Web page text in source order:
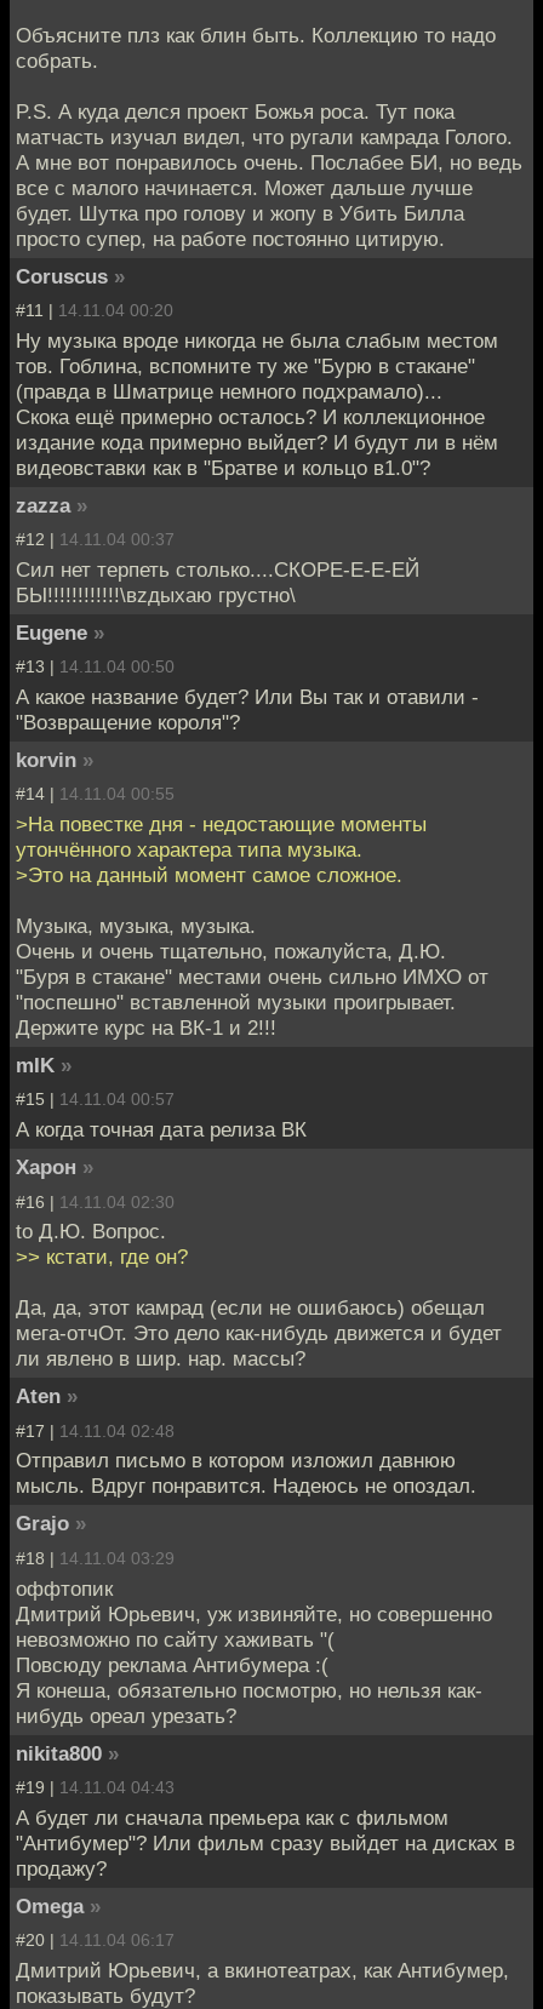
Объясните плз как блин быть. Коллекцию то надо
собрать.
P.S. А куда делся проект Божья роса. Тут пока
матчасть изучал видел, что ругали камрада Голого.
А мне вот понравилось очень. Послабее БИ, но ведь
все с малого начинается. Может дальше лучше
будет. Шутка про голову и жопу в Убить Билла
просто супер, на работе постоянно цитирую.
Coruscus »
#11 | 14.11.04 00:20
Ну музыка вроде никогда не была слабым местом
тов. Гоблина, вспомните ту же "Бурю в стакане"
(правда в Шматрице немного подхрамало)...
Скока ещё примерно осталось? И коллекционное
издание кода примерно выйдет? И будут ли в нём
видеовставки как в "Братве и кольцо в1.0"?
zazza »
#12 | 14.11.04 00:37
Сил нет терпеть столько....СКОРЕ-Е-Е-ЕЙ
БЫ!!!!!!!!!!!!\вzдыхаю грустно\
Eugene »
#13 | 14.11.04 00:50
А какое название будет? Или Вы так и отавили -
"Возвращение короля"?
korvin »
#14 | 14.11.04 00:55
>На повестке дня - недостающие моменты
утончённого характера типа музыка.
>Это на данный момент самое сложное.
Музыка, музыка, музыка.
Очень и очень тщательно, пожалуйста, Д.Ю.
"Буря в стакане" местами очень сильно ИМХО от
"поспешно" вставленной музыки проигрывает.
Держите курс на ВК-1 и 2!!!
mIK »
#15 | 14.11.04 00:57
А когда точная дата релиза ВК
Харон »
#16 | 14.11.04 02:30
to Д.Ю. Вопрос.
>> кстати, где он?
Да, да, этот камрад (если не ошибаюсь) обещал
мега-отчОт. Это дело как-нибудь движется и будет
ли явлено в шир. нар. массы?
Aten »
#17 | 14.11.04 02:48
Отправил письмо в котором изложил давнюю
мысль. Вдруг понравится. Надеюсь не опоздал.
Grajo »
#18 | 14.11.04 03:29
оффтопик
Дмитрий Юрьевич, уж извиняйте, но совершенно
невозможно по сайту хаживать "(
Повсюду реклама Антибумера :(
Я конеша, обязательно посмотрю, но нельзя как-
нибудь ореал урезать?
nikita800 »
#19 | 14.11.04 04:43
А будет ли сначала премьера как с фильмом
"Антибумер"? Или фильм сразу выйдет на дисках в
продажу?
Omega »
#20 | 14.11.04 06:17
Дмитрий Юрьевич, а вкинотеатрах, как Антибумер,
показывать будут?